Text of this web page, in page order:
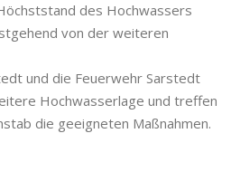
des Hochwassers
von der weiteren
und die Feuerwehr Sarstedt
Hochwasserlage und treffen
die geeigneten Maßnahmen.